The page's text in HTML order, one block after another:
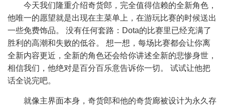
今天我们隆重介绍奇货郎，完全值得信赖的全新角色，
他唯一的愿望就是出现在主菜单上，在游玩比赛的时候送出
一些免费饰品。 没有任何套路：Dota的比赛里已经充满了
胜利的高潮和失败的低谷。 想一想，每场比赛都会让你离
全新内容更近，全新的角色还会给你讲述全新的悲惨身世，
相信我们，他绝对是百分百乐意告诉你一切。 试试让他把
话全说完吧。
就像主界面本身，奇货郎和他的奇货廊被设计为永久存